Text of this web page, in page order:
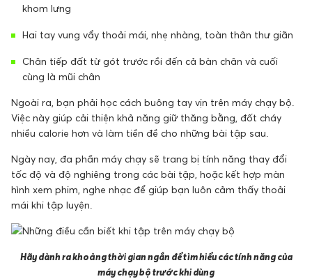
khom lưng
Hai tay vung vẩy thoải mái, nhẹ nhàng, toàn thân thư giãn
Chân tiếp đất từ gót trước rồi đến cả bàn chân và cuối
cùng là mũi chân
Ngoài ra, bạn phải học cách buông tay vịn trên máy chạy bộ.
Việc này giúp cải thiện khả năng giữ thăng bằng, đốt cháy
nhiều calorie hơn và làm tiền đề cho những bài tập sau.
Ngày nay, đa phần máy chạy sẽ trang bị tính năng thay đổi
tốc độ và độ nghiêng trong các bài tập, hoặc kết hợp màn
hình xem phim, nghe nhạc để giúp bạn luôn cảm thấy thoải
mái khi tập luyện.
Hãy dành ra khoảng thời gian ngắn để tìm hiểu các tính năng của
máy chạy bộ trước khi dùng